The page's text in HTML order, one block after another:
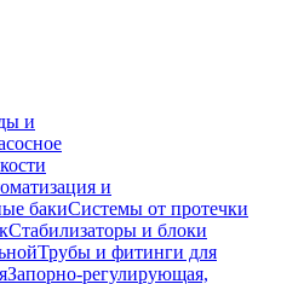
и
и
бакиСистемы от протечки
Стабилизаторы и блоки
Трубы и фитинги для
Запорно-регулирующая,